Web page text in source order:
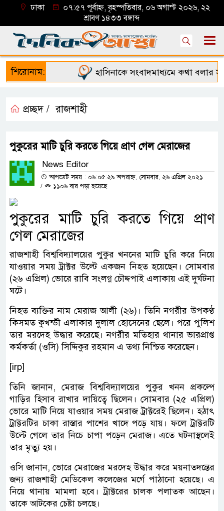
ঢাকা
০৭:৫৭ পূর্বাহ্ন, বৃহস্পতিবার, ০৬ অগাস্ট ২০২৬, ২২
শ্রাবণ ১৪৩৩ বঙ্গাব্দ
শিরোনাম: হাসিনাকে সংবাদমাধ্যমে কথা বলার
প্রচ্ছদ / রাজশাহী
পুকুরের মাটি চুরি করতে গিয়ে প্রাণ গেল মেরাজের
News Editor
আপডেট সময় : ০৬:০৫:২৯ অপরাহ্ন, সোমবার, ২৬ এপ্রিল ২০২১
/
১১০৬ বার পড়া হয়েছে
পুকুরের মাটি চুরি করতে গিয়ে প্রাণ
গেল মেরাজের
রাজশাহী বিশ্ববিদ্যালয়ের পুকুর খননের মাটি চুরি করে নিয়ে
যাওয়ার সময় ট্রাক্টর উল্টে একজন নিহত হয়েছেন। সোমবার
(২৬ এপ্রিল) ভোরে রাবি সংলগ্ন চৌদ্দপাই এলাকায় এই দুর্ঘটনা
ঘটে।
নিহত ব্যক্তির নাম মেরাজ আলী (২৬)। তিনি নগরীর উপকণ্ঠ
কিসমত কুখন্ডী এলাকার দুলাল হোসেনের ছেলে। পরে পুলিশ
তার মরদেহ উদ্ধার করেছে। নগরীর মতিহার থানার ভারপ্রাপ্ত
কর্মকর্তা (ওসি) সিদ্দিকুর রহমান এ তথ্য নিশ্চিত করেছেন।
[irp]
তিনি জানান, মেরাজ বিশ্ববিদ্যালয়ের পুকুর খনন প্রকল্পে
গাড়ির হিসাব রাখার দায়িত্বে ছিলেন। সোমবার (২৫ এপ্রিল)
ভোরে মাটি নিয়ে যাওয়ার সময় মেরাজ ট্রাক্টরেই ছিলেন। হঠাৎ
ট্রাক্টরটির চাকা রাস্তার পাশের খাদে পড়ে যায়। ফলে ট্রাক্টরটি
উল্টে গেলে তার নিচে চাপা পড়েন মেরাজ। এতে ঘটনাস্থলেই
তার মৃত্যু হয়।
ওসি জানান, ভোরে মেরাজের মরদেহ উদ্ধার করে ময়নাতদন্তের
জন্য রাজশাহী মেডিকেল কলেজের মর্গে পাঠানো হয়েছে। এ
নিয়ে থানায় মামলা হবে। ট্রাক্টরের চালক পলাতক আছেন।
তাকে আটকের চেষ্টা চলছে।